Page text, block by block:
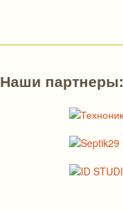
Наши партнеры: